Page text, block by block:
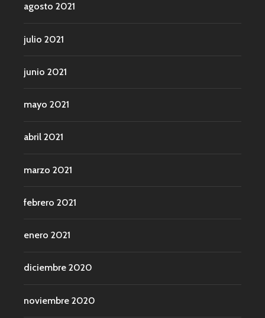
agosto 2021
julio 2021
junio 2021
mayo 2021
abril 2021
marzo 2021
febrero 2021
enero 2021
diciembre 2020
noviembre 2020